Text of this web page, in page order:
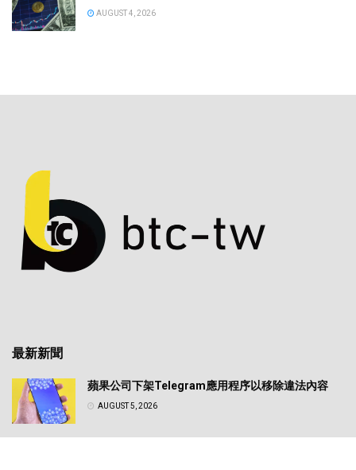
AUGUST 4, 2026
最新新聞
蘋果公司下架Telegram應用程序以移除違法內容
AUGUST 5, 2026